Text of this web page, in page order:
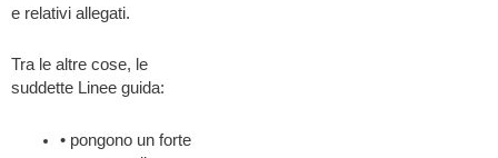
e relativi allegati.
Tra le altre cose, le
suddette Linee guida:
• pongono un forte